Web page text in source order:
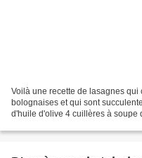
Voilà une recette de lasagnes
bolognaises et qui sont
d'huile d'olive 4 cuillères à soupe